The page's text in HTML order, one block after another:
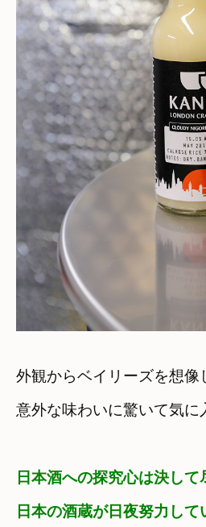
外観からベイリーズを想像
意外な味わいに驚いて気
日本酒への探究心は決して
日本の酒蔵が日夜努力して